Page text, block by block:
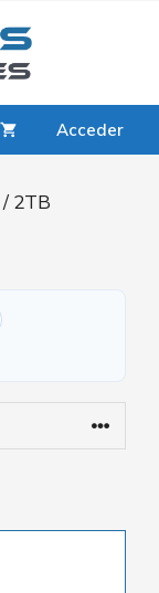
Acceder
/ 2TB